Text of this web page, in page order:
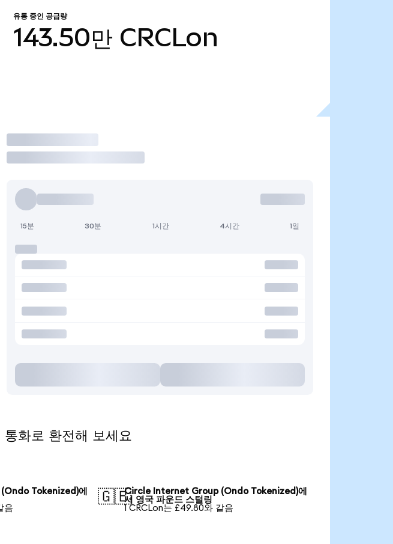
유통 중인 공급량
143.50만 CRCLon
거래
15분 30분 1시간 4시간 1일
로 환전해 보세요
Tokenized)에
음
🇬🇧Circle Internet Group (Ondo Tokenized)에
서 영국 파운드 스털링
1 CRCLon는 £49.80와 같음